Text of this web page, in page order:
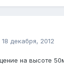
18 декабря, 2012
на высоте